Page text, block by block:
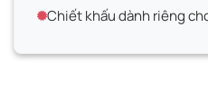
Chiết khấu dành riêng